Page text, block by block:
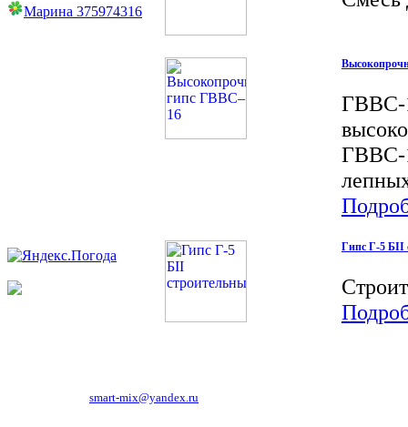
Марина 375974316
ГВВС-
ГВВС-
Гипс Г-5 БII
smart-mix@yandex.ru